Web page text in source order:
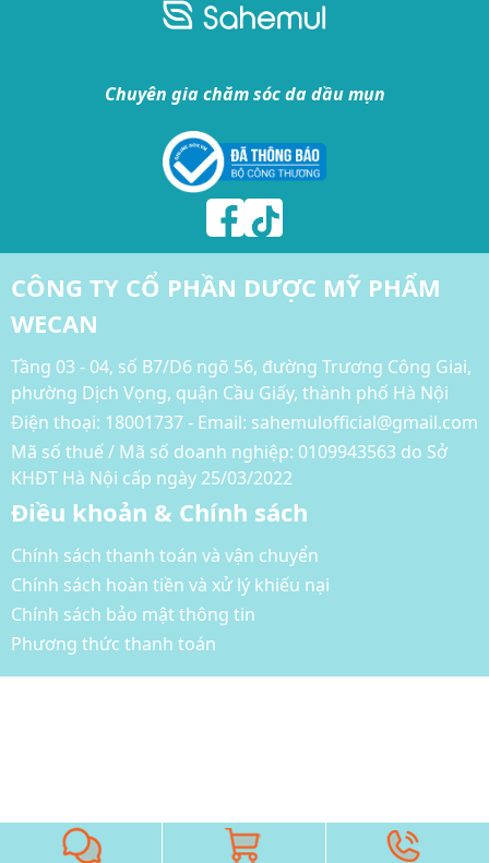
Chuyên gia chăm sóc da dầu mụn
CÔNG TY CỔ PHẦN DƯỢC MỸ PHẨM
WECAN
Tầng 03 - 04, số B7/D6 ngõ 56, đường Trương Công Giai,
phường Dịch Vọng, quận Cầu Giấy, thành phố Hà Nội
Điện thoại: 18001737 - Email: sahemulofficial@gmail.com
Mã số thuế / Mã số doanh nghiệp: 0109943563 do Sở
KHĐT Hà Nội cấp ngày 25/03/2022
Điều khoản & Chính sách
Chính sách thanh toán và vận chuyển
Chính sách hoàn tiền và xử lý khiếu nại
Chính sách bảo mật thông tin
Phương thức thanh toán